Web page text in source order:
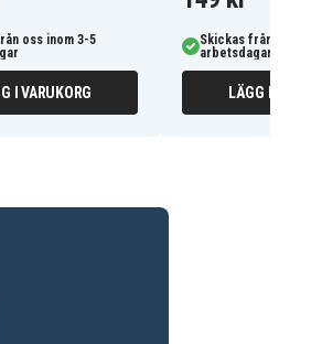
oss inom 3-5
I VARUKORG
Skickas från oss
arbetsdagar
LÄGG I